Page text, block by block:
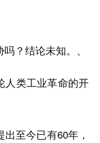
？结论未知。、
人类工业革命的开
至今已有60年，